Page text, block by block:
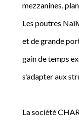
mezzanines,
Les poutres
et de grande
gain de temps
s’adapter aux
La société